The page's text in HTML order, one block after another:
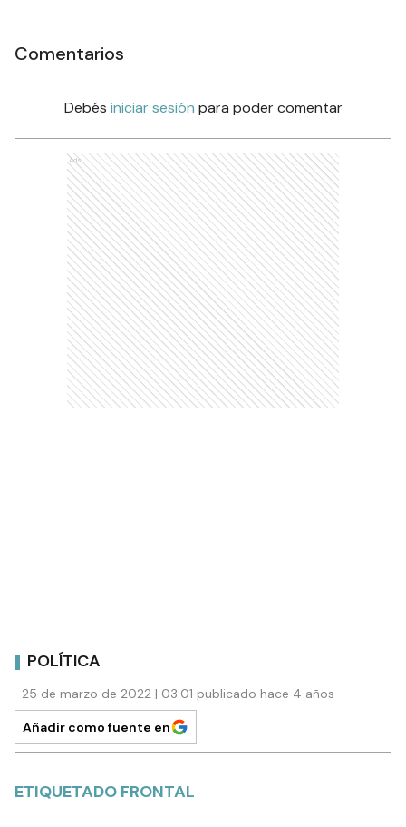
Comentarios
Debés iniciar sesión para poder comentar
Ads
POLÍTICA
25 de marzo de 2022 | 03:01 publicado hace 4 años
Añadir como fuente en
ETIQUETADO FRONTAL